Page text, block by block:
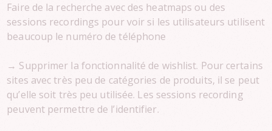
Faire de la recherche avec des heatmaps ou des
sessions recordings pour voir si les utilisateurs utilisent
beaucoup le numéro de téléphone
→ Supprimer la fonctionnalité de wishlist. Pour certains
sites avec très peu de catégories de produits, il se peut
qu’elle soit très peu utilisée. Les sessions recording
peuvent permettre de l’identifier.